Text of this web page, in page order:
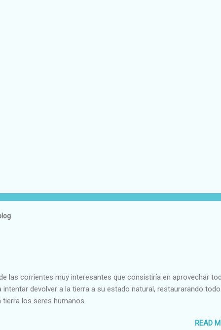
las corrientes muy interesantes que consistiría en aprovechar
devolver a la tierra a su estado natural, restaurarando
los seres humanos.
READ